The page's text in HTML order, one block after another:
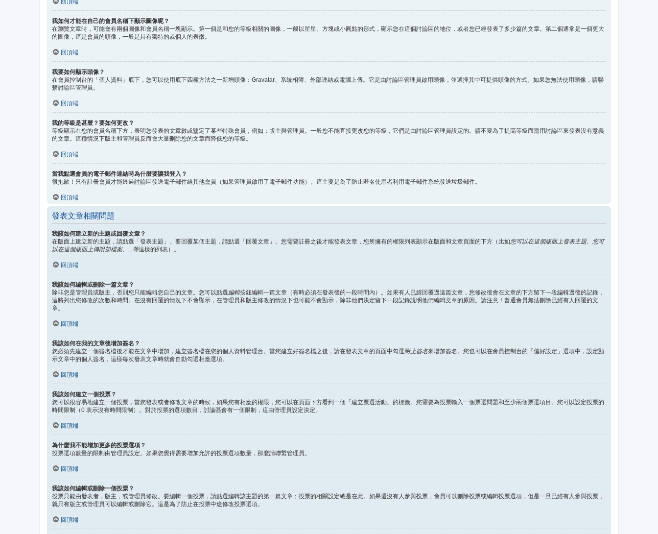
回頂端
我如何才能在自己的會員名稱下顯示圖像呢？
在瀏覽文章時，可能會有兩個圖像和會員名稱一塊顯示。第一個是和您的等級相關的圖像，一般以星星、方塊或小圓點的形式，顯示您在這個討論區的地位，或者您已經發表了多少篇的文章。第二個通常是一個更大
的圖像，這是會員的頭像，一般是具有獨特的或個人的表徵。
回頂端
我要如何顯示頭像？
在會員控制台的「個人資料」底下，您可以使用底下四種方法之一新增頭像：Gravatar、系統相簿、外部連結或電腦上傳。它是由討論區管理員啟用頭像，並選擇其中可提供頭像的方式。如果您無法使用頭像，請聯
繫討論區管理員。
回頂端
我的等級是甚麼？要如何更改？
等級顯示在您的會員名稱下方，表明您發表的文章數或鑒定了某些特殊會員，例如：版主與管理員。一般您不能直接更改您的等級，它們是由討論區管理員設定的。請不要為了提高等級而濫用討論區來發表沒有意義
的文章。這種情況下版主和管理員反而會大量刪除您的文章而降低您的等級。
回頂端
當我點選會員的電子郵件連結時為什麼要讓我登入？
很抱歉！只有註冊會員才能透過討論區發送電子郵件給其他會員（如果管理員啟用了電子郵件功能）。這主要是為了防止匿名使用者利用電子郵件系統發送垃圾郵件。
回頂端
發表文章相關問題
我該如何建立新的主題或回覆文章？
在版面上建立新的主題，請點選「發表主題」。要回覆某個主題，請點選「回覆文章」。您需要註冊之後才能發表文章，您所擁有的權限列表顯示在版面和文章頁面的下方（比如您可以在這個版面上發表主題、您可
以在這個版面上傳附加檔案、...等這樣的列表）。
回頂端
我該如何編輯或刪除一篇文章？
除非您是管理員或版主，否則您只能編輯您自己的文章。您可以點選編輯按鈕編輯一篇文章（有時必須在發表後的一段時間內）。如果有人已經回覆過這篇文章，您修改後會在文章的下方留下一段編輯過後的記錄，
這將列出您修改的次數和時間。在沒有回覆的情況下不會顯示，在管理員和版主修改的情況下也可能不會顯示，除非他們決定留下一段記錄說明他們編輯文章的原因。請注意！普通會員無法刪除已經有人回覆的文
章。
回頂端
我該如何在我的文章後增加簽名？
您必須先建立一個簽名檔後才能在文章中增加，建立簽名檔在您的個人資料管理台。當您建立好簽名檔之後，請在發表文章的頁面中勾選附上簽名來增加簽名。您也可以在會員控制台的「偏好設定」選項中，設定顯
示文章中的個人簽名，這樣每次發表文章時就會自動勾選相應選項。
回頂端
我該如何建立一個投票？
您可以很容易地建立一個投票，當您發表或者修改文章的時候，如果您有相應的權限，您可以在頁面下方看到一個「建立票選活動」的標籤。您需要為投票輸入一個票選問題和至少兩個票選項目。您可以設定投票的
時間限制（0 表示沒有時間限制）。對於投票的選項數目，討論區會有一個限制，這由管理員設定決定。
回頂端
為什麼我不能增加更多的投票選項？
投票選項數量的限制由管理員設定。如果您覺得需要增加允許的投票選項數量，那麼請聯繫管理員。
回頂端
我該如何編輯或刪除一個投票？
投票只能由發表者，版主，或管理員修改。要編輯一個投票，請點選編輯該主題的第一篇文章；投票的相關設定總是在此。如果還沒有人參與投票，會員可以刪除投票或編輯投票選項，但是一旦已經有人參與投票，
就只有版主或管理員可以編輯或刪除它。這是為了防止在投票中途修改投票選項。
回頂端